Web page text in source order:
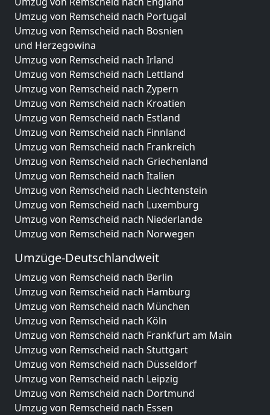
Umzug von Remscheid nach Portugal
Umzug von Remscheid nach Bosnien
und Herzegowina
Umzug von Remscheid nach Irland
Umzug von Remscheid nach Lettland
Umzug von Remscheid nach Zypern
Umzug von Remscheid nach Kroatien
Umzug von Remscheid nach Estland
Umzug von Remscheid nach Finnland
Umzug von Remscheid nach Frankreich
Umzug von Remscheid nach Griechenland
Umzug von Remscheid nach Italien
Umzug von Remscheid nach Liechtenstein
Umzug von Remscheid nach Luxemburg
Umzug von Remscheid nach Niederlande
Umzug von Remscheid nach Norwegen
Umzüge-Deutschlandweit
Umzug von Remscheid nach Berlin
Umzug von Remscheid nach Hamburg
Umzug von Remscheid nach München
Umzug von Remscheid nach Köln
Umzug von Remscheid nach Frankfurt am Main
Umzug von Remscheid nach Stuttgart
Umzug von Remscheid nach Düsseldorf
Umzug von Remscheid nach Leipzig
Umzug von Remscheid nach Dortmund
Umzug von Remscheid nach Essen